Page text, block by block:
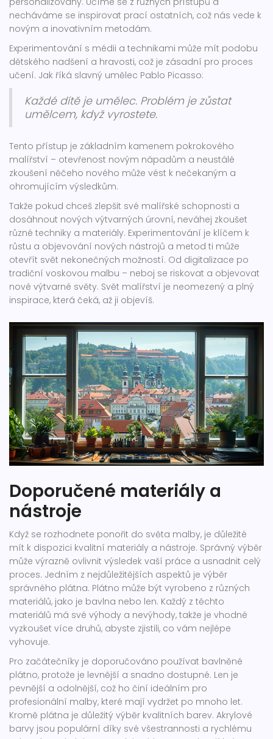
necháváme se inspirovat prací ostatních, což nás vede k
novým a inovativním metodám.
Experimentování s médii a technikami může mít podobu
dětského nadšení a hravosti, což je zásadní pro proces
učení. Jak říká slavný umělec Pablo Picasso:
Každé dítě je umělec. Problém je zůstat
umělcem, když vyrostete.
Tento přístup je základním kamenem pokrokového
malířství – otevřenost novým nápadům a neustálé
zkoušení něčeho nového může vést k nečekaným a
ohromujícím výsledkům.
Takže pokud chceš zlepšit své malířské schopnosti a
dosáhnout nových výtvarných úrovní, neváhej zkoušet
různé techniky a materiály. Experimentování je klíčem k
růstu a objevování nových nástrojů a metod ti může
otevřít svět nekonečných možností. Od digitalizace po
tradiční voskovou malbu – neboj se riskovat a objevovat
nové výtvarné světy. Svět malířství je neomezený a plný
inspirace, která čeká, až ji objevíš.
Doporučené materiály a
nástroje
Když se rozhodnete ponořit do světa malby, je důležité
mít k dispozici kvalitní materiály a nástroje. Správný výběr
může výrazně ovlivnit výsledek vaší práce a usnadnit celý
proces. Jedním z nejdůležitějších aspektů je výběr
správného plátna. Plátno může být vyrobeno z různých
materiálů, jako je bavlna nebo len. Každý z těchto
materiálů má své výhody a nevýhody, takže je vhodné
vyzkoušet více druhů, abyste zjistili, co vám nejlépe
vyhovuje.
Pro začátečníky je doporučováno používat bavlněné
plátno, protože je levnější a snadno dostupné. Len je
pevnější a odolnější, což ho činí ideálním pro
profesionální malby, které mají vydržet po mnoho let.
Kromě plátna je důležitý výběr kvalitních barev. Akrylové
barvy jsou populární díky své všestrannosti a rychlému